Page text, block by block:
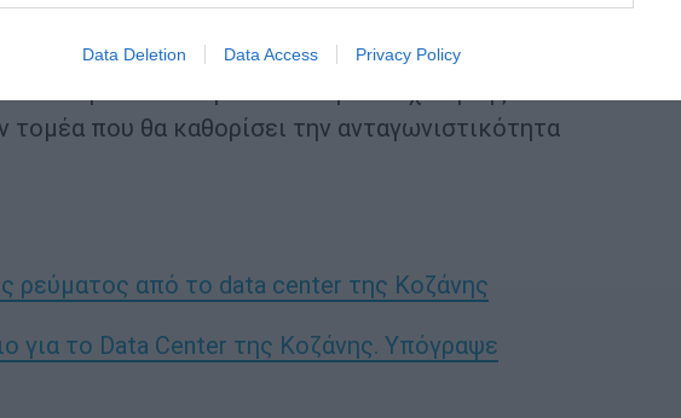
Data Deletion Data Access Privacy Policy
ρόλο στην εποχή της τεχνητής νοημοσύνης.
για την ανάπτυξη ευρωπαϊκών data
για τα δεδομένα και την ενίσχυση της
που θα καθορίσει την ανταγωνιστικότητα
ρεύματος από το data center της Κοζάνης
για το Data Center της Κοζάνης. Υπόγραψε